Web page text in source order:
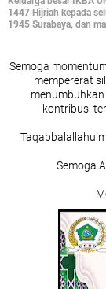
1447 Hijriah kepada
1945 Surabaya, dan
Semoga
mempererat
kontribusi
Taqabbalallahu
Semoga